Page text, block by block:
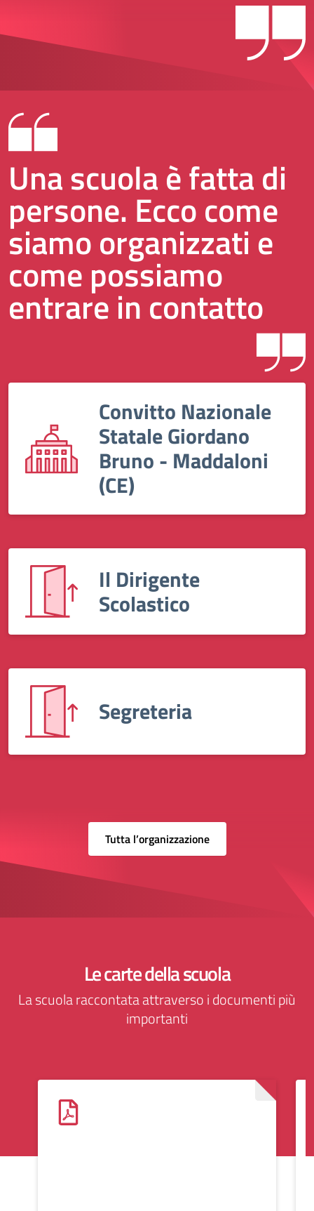
Una scuola è fatta di
persone. Ecco come
siamo organizzati e
come possiamo
entrare in contatto
Convitto Nazionale
Statale Giordano
Bruno - Maddaloni
(CE)
Il Dirigente
Scolastico
Segreteria
Tutta l’organizzazione
Le carte della scuola
La scuola raccontata attraverso i documenti più
importanti